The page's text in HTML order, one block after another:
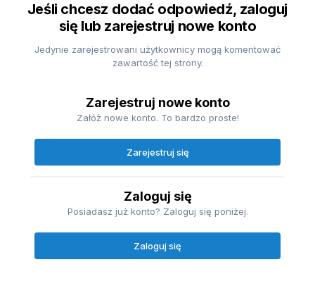
Jeśli chcesz dodać odpowiedź, zaloguj
się lub zarejestruj nowe konto
Jedynie zarejestrowani użytkownicy mogą komentować
zawartość tej strony.
Zarejestruj nowe konto
Załóż nowe konto. To bardzo proste!
Zarejestruj się
Zaloguj się
Posiadasz już konto? Zaloguj się poniżej.
Zaloguj się